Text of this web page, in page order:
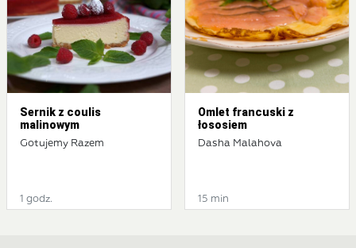
Sernik z coulis
malinowym
Gotujemy Razem
1 godz.
Omlet francuski z
łososiem
Dasha Malahova
15 min